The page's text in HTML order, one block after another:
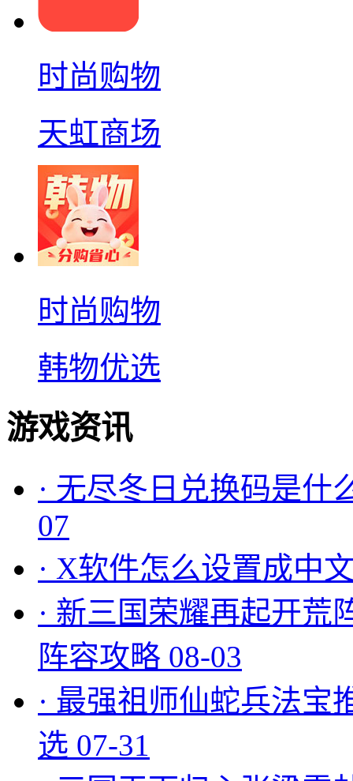
时尚购物
天虹商场
时尚购物
韩物优选
游戏资讯
· 无尽冬日兑换码是什
07
· X软件怎么设置成中
· 新三国荣耀再起开荒
阵容攻略 08-03
· 最强祖师仙蛇兵法宝
选 07-31